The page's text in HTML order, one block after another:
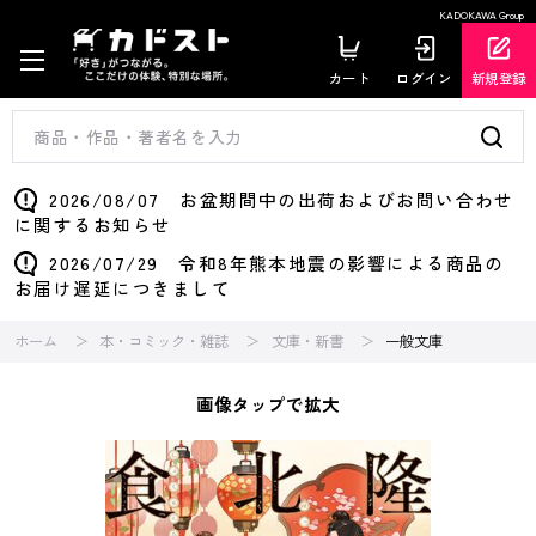
KADOKAWA Group
カート ログイン 新規登録
2026/08/07 お盆期間中の出荷およびお問い合わせ
に関するお知らせ
2026/07/29 令和8年熊本地震の影響による商品の
お届け遅延につきまして
ホーム 本・コミック・雑誌 文庫・新書 一般文庫
画像タップで拡大